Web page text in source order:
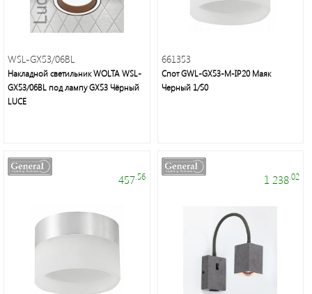
Электроустановочные
изделия
WSL-GX53/06BL
Накладной cветильник WOLTA WSL-
GX53/06BL под лампу GX53 Чёрный
LUCE
661353
Спот GWL-GX53-M-IP20 Маяк
Черный 1/50
457 .56 1 238 .02